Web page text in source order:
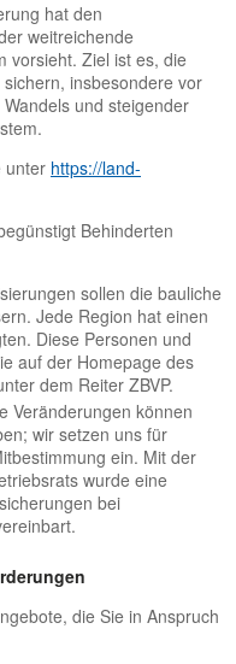
hat den
weitreichende
vorsieht. Ziel ist es, die
insbesondere vor
und steigender
unter https://land-
Behinderten
sollen die bauliche
Jede Region hat einen
Diese Personen und
auf der Homepage des
dem Reiter ZBVP.
Veränderungen können
wir setzen uns für
ein. Mit der
wurde eine
bei
die Sie in Anspruch